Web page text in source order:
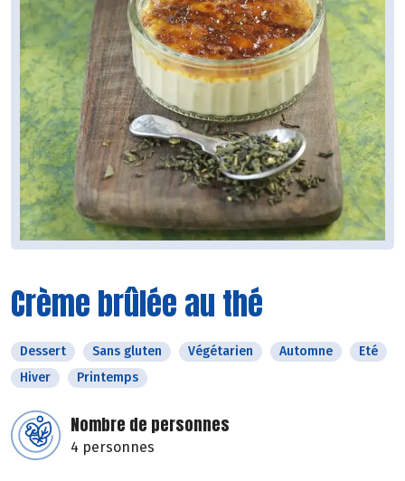
Crème brûlée au thé
Dessert Sans gluten Végétarien Automne
Eté
Hiver
Printemps
Nombre de personnes
4 personnes